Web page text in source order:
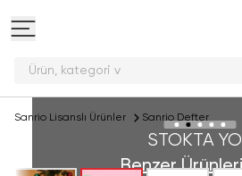
Ürün, kate
Sanrio Lisanslı Ürünler Sanrio Defter
STOKTA
Benzer